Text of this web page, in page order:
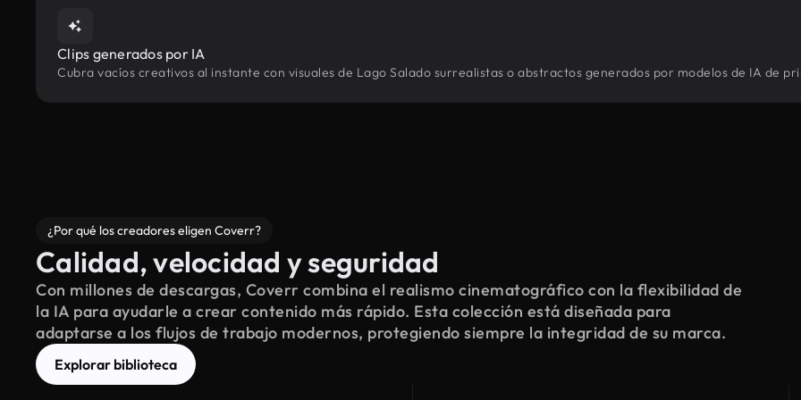
Clips generados por IA
Cubra vacíos creativos al instante con visuales de Lago Salado surrealistas o abstractos generados por modelos de IA de
¿Por qué los creadores eligen Coverr?
Calidad, velocidad y seguridad
Con millones de descargas, Coverr combina el realismo cinematográfico con la flexibilidad de
la IA para ayudarle a crear contenido más rápido. Esta colección está diseñada para
adaptarse a los flujos de trabajo modernos, protegiendo siempre la integridad de su marca.
Explorar biblioteca